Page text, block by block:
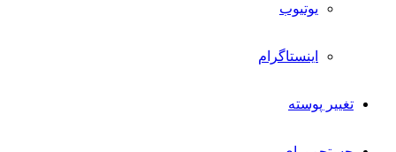
یوتیوب
اینستاگرام
تغییر پوسته